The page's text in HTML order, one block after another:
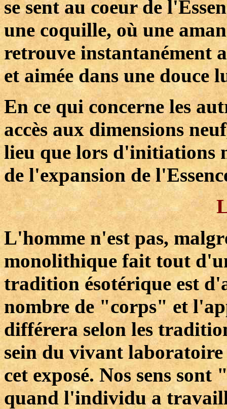
se sent au coeur de
une coquille, où une
retrouve instantanément
et aimée dans une douce
En ce qui concerne les
accès aux dimensions
lieu que lors d'initiations
de l'expansion de
L'homme n'est pas,
monolithique fait tout
tradition ésotérique est
nombre de "corps" et
différera selon les
sein du vivant
cet exposé. Nos sens
quand l'individu a